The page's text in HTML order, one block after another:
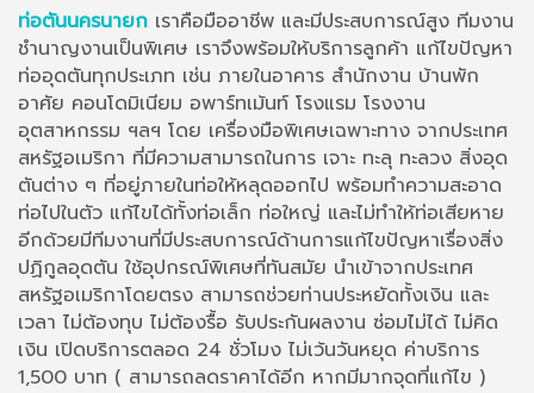
ท่อตันนครนายก เราคือมืออาชีพ และมีประสบการณ์สูง ทีมงาน
ชำนาญงานเป็นพิเศษ เราจึงพร้อมให้บริการลูกค้า แก้ไขปัญหา
ท่ออุดตันทุกประเภท เช่น ภายในอาคาร สำนักงาน บ้านพัก
อาศัย คอนโดมิเนียม อพาร์ทเม้นท์ โรงแรม โรงงาน
อุตสาหกรรม ฯลฯ โดย เครื่องมือพิเศษเฉพาะทาง จากประเทศ
สหรัฐอเมริกา ที่มีความสามารถในการ เจาะ ทะลุ ทะลวง สิ่งอุด
ตันต่าง ๆ ที่อยู่ภายในท่อให้หลุดออกไป พร้อมทำความสะอาด
ท่อไปในตัว แก้ไขได้ทั้งท่อเล็ก ท่อใหญ่ และไม่ทำให้ท่อเสียหาย
อีกด้วยมีทีมงานที่มีประสบการณ์ด้านการแก้ไขปัญหาเรื่องสิ่ง
ปฏิกูลอุดตัน ใช้อุปกรณ์พิเศษที่ทันสมัย นำเข้าจากประเทศ
สหรัฐอเมริกาโดยตรง สามารถช่วยท่านประหยัดทั้งเงิน และ
เวลา ไม่ต้องทุบ ไม่ต้องรื้อ รับประกันผลงาน ซ่อมไม่ได้ ไม่คิด
เงิน เปิดบริการตลอด 24 ชั่วโมง ไม่เว้นวันหยุด ค่าบริการ
1,500 บาท ( สามารถลดราคาได้อีก หากมีมากจุดที่แก้ไข )